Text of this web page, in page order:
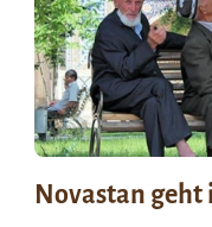
Novastan geht